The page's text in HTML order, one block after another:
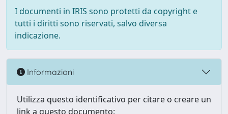
I documenti in IRIS sono protetti da copyright e
tutti i diritti sono riservati, salvo diversa
indicazione.
Informazioni
Utilizza questo identificativo per citare o creare un
link a questo documento: